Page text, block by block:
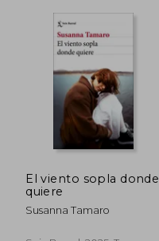
El viento sopla donde
quiere
Susanna Tamaro